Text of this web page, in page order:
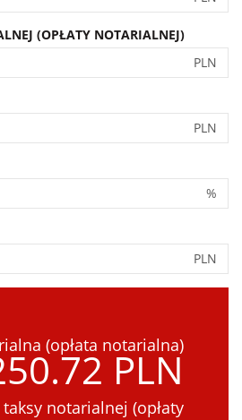
(OPŁATY NOTARIALNEJ)
PLN
PLN
%
PLN
(opłata notarialna)
PLN
taksy notarialnej (opłaty